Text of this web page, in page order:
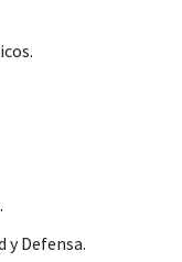
y Defensa.